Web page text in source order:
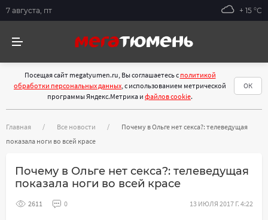
7 августа, пт + 15 °С
Посещая сайт megatyumen.ru, Вы соглашаетесь с политикой
обработки персональных данных, с использованием метрической
программы Яндекс.Метрика и файлов cookie.
ОК
Главная Все новости
Почему в Ольге нет секса?: телеведущая
показала ноги во всей красе
Почему в Ольге нет секса?: телеведущая
показала ноги во всей красе
2611 0 13 ИЮЛЯ 2017 Г. 4:22